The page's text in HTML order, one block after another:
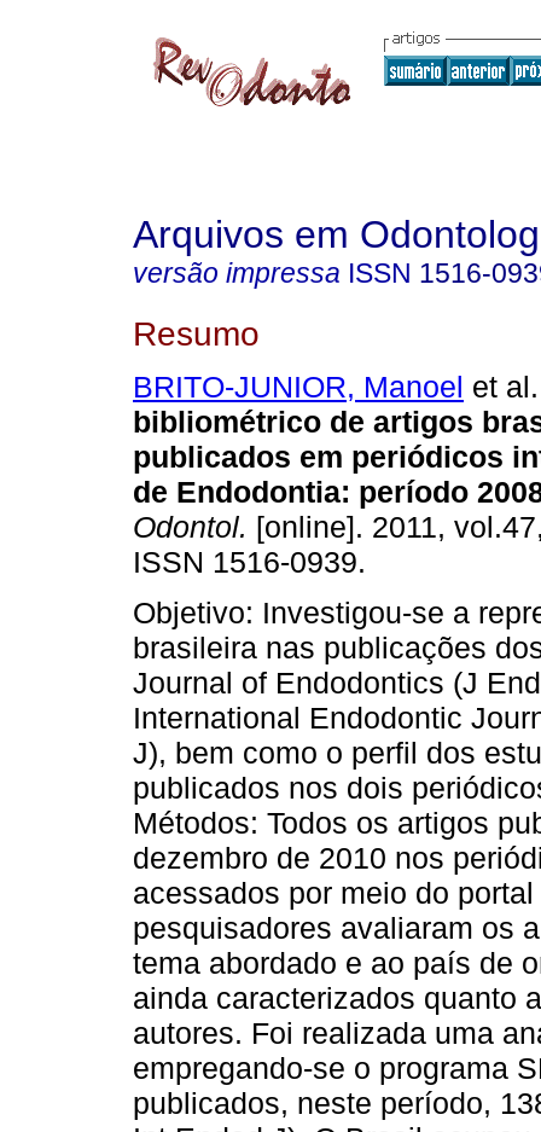
Arquivos em
versão impressa ISSN 1516-
Resumo
BRITO-JUNIOR, Manoel et al.
bibliométrico de artigos
publicados em periódicos
de Endodontia: período
Odontol. [online]. 2011,
ISSN 1516-0939.
Objetivo: Investigou-se a
brasileira nas publicações
Journal of Endodontics (J
International Endodontic
J), bem como o perfil dos
publicados nos dois
Métodos: Todos os artigos
dezembro de 2010 nos
acessados por meio do
pesquisadores avaliaram os
tema abordado e ao país de
ainda caracterizados quanto
autores. Foi realizada uma
empregando-se o programa
publicados, neste período,